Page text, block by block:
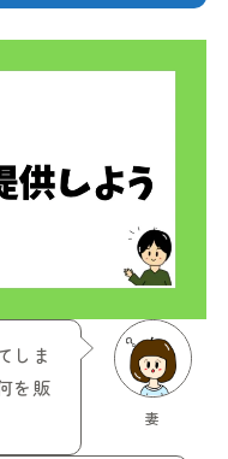
妻
しま
を販